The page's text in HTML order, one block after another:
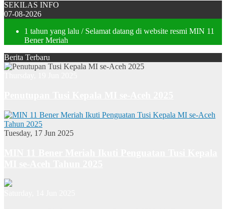
SEKILAS INFO
07-08-2026
1 tahun yang lalu / Selamat datang di website resmi MIN 11
Bener Meriah
Berita Terbaru
Tuesday, 17 Jun 2025